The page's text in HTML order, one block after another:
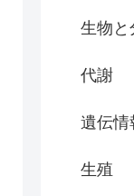
生物と
代謝
遺伝情
生殖